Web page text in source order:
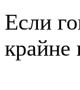
Если
крайне